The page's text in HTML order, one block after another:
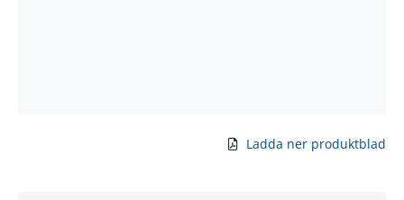
Ladda ner produktblad